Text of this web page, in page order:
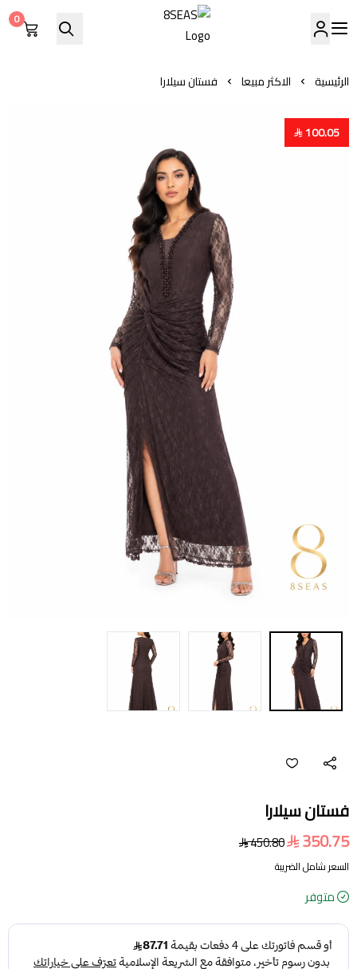
8SEAS
0
الرئيسية الاكثر مبيعا فستان سيلارا
100.05
فستان سيلارا
350.75
450.80
السعر شامل الضريبة
متوفر